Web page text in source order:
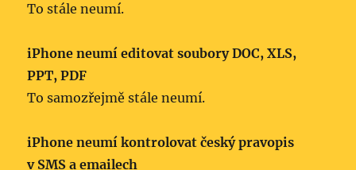
To stále neumí.
iPhone neumí editovat soubory DOC, XLS,
PPT, PDF
To samozřejmě stále neumí.
iPhone neumí kontrolovat český pravopis
v SMS a emailech